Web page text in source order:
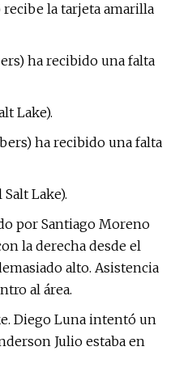
recibe la tarjeta amarilla
ha recibido una falta
Lake).
ha recibido una falta
Lake).
por Santiago Moreno
la derecha desde el
alto. Asistencia
al área.
Diego Luna intentó un
Julio estaba en